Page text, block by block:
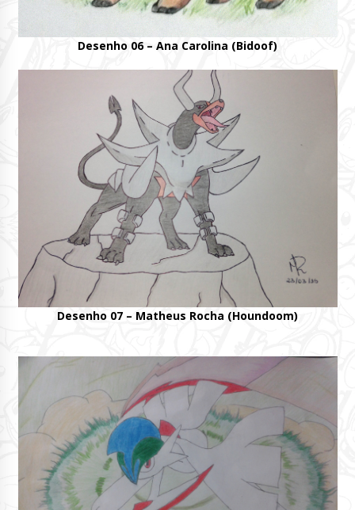
Desenho 06 – Ana Carolina (Bidoof)
Desenho 07 – Matheus Rocha (Houndoom)